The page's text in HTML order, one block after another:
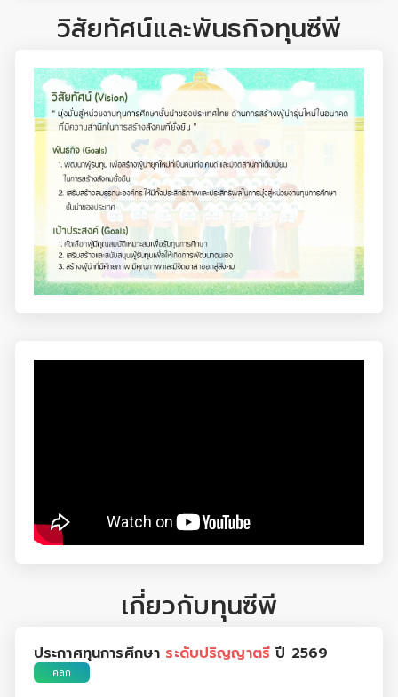
วิสัยทัศน์และพันธกิจทุนซีพี
เกี่ยวกับทุนซีพี
ประกาศทุนการศึกษา ระดับปริญญาตรี ปี 2569
คลิก